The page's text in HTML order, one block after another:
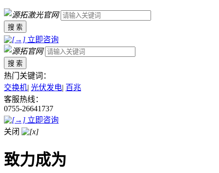
搜 索
立即咨询
搜 索
热门关键词：
交换机| 光伏发电| 百兆
客服热线：
0755-26641737
立即咨询
关闭
致力成为